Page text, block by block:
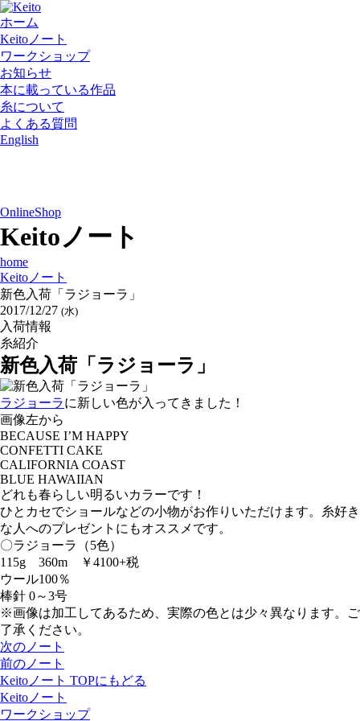
ホーム
Keitoノート
ワークショップ
お知らせ
本に載っている作品
糸について
よくある質問
English
OnlineShop
Keitoノート
home
Keitoノート
新色入荷「ラジョーラ」
2017/12/27 (水)
入荷情報
糸紹介
新色入荷「ラジョーラ」
ラジョーラに新しい色が入ってきました！
画像左から
BECAUSE I’M HAPPY
CONFETTI CAKE
CALIFORNIA COAST
BLUE HAWAIIAN
どれも春らしい明るいカラーです！
ひとカセでショールなどの小物がお作りいただけます。糸好き
な人へのプレゼントにもオススメです。
〇ラジョーラ（5色）
115g 360m ￥4100+税
ウール100％
棒針 0～3号
※画像は加工してあるため、実際の色とは少々異なります。ご
了承ください。
次のノート
前のノート
Keitoノート TOPにもどる
Keitoノート
ワークショップ